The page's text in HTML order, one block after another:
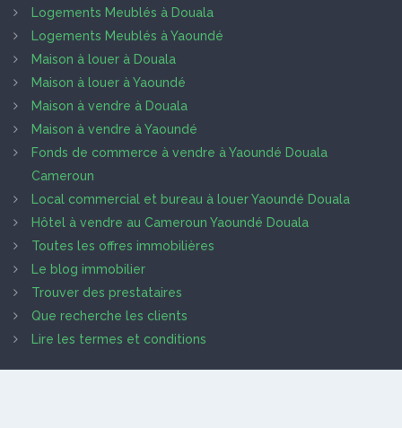
Logements Meublés à Douala
Logements Meublés à Yaoundé
Maison à louer à Douala
Maison à louer à Yaoundé
Maison à vendre à Douala
Maison à vendre à Yaoundé
Fonds de commerce à vendre à Yaoundé Douala
Cameroun
Local commercial et bureau à louer Yaoundé Douala
Hôtel à vendre au Cameroun Yaoundé Douala
Toutes les offres immobilières
Le blog immobilier
Trouver des prestataires
Que recherche les clients
Lire les termes et conditions